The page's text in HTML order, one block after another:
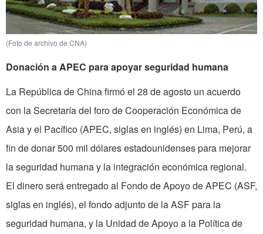
(Foto de archivo de CNA)
Donación a APEC para apoyar seguridad humana
La República de China firmó el 28 de agosto un acuerdo
con la Secretaría del foro de Cooperación Económica de
Asia y el Pacífico (APEC, siglas en inglés) en Lima, Perú, a
fin de donar 500 mil dólares estadounidenses para mejorar
la seguridad humana y la integración económica regional.
El dinero será entregado al Fondo de Apoyo de APEC (ASF,
siglas en inglés), el fondo adjunto de la ASF para la
seguridad humana, y la Unidad de Apoyo a la Política de